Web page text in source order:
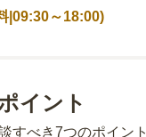
|09:30～18:00)
イント
すべき7つのポイント